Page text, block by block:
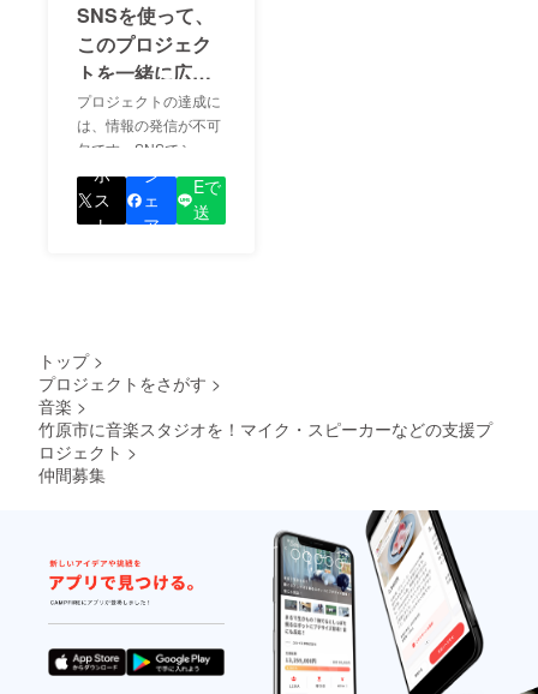
SNSを使って、
このプロジェク
トを一緒に広め
ましょう！
プロジェクトの達成に
は、情報の発信が不可
欠です。SNSでシェア
をして、あなたが応援
しているプロジェクト
の良さを知ってもらい
ポ
ス
ト
シ
ェ
ア
Eで
送
トップ >
プロジェクトをさがす >
音楽 >
竹原市に音楽スタジオを！マイク・スピーカーなどの支援プ
ロジェクト >
仲間募集